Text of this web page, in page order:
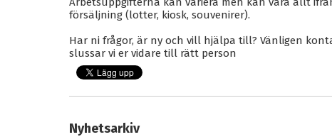
försäljning (lotter, kiosk, souvenirer).
Har ni frågor, är ny och vill hjälpa till? Vänligen
slussar vi er vidare till rätt person
Nyhetsarkiv